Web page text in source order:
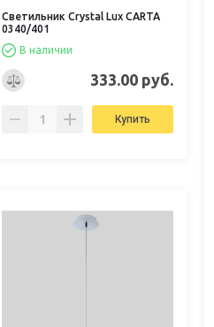
Светильник Crystal Lux CARTA
0340/401
В наличии
333.00 руб.
Купить